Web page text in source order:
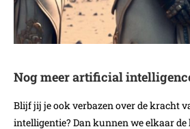
Nog meer artificial
Blijf jij je ook verbazen over de kracht
intelligentie? Dan kunnen we elkaar